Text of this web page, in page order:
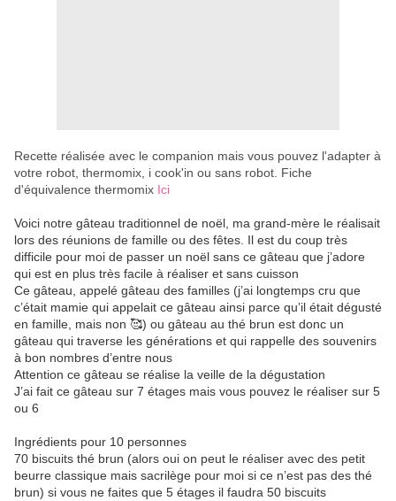
Recette réalisée avec le companion mais vous pouvez l'adapter à
votre robot, thermomix, i cook'in ou sans robot. Fiche
d'équivalence thermomix Ici
Voici notre gâteau traditionnel de noël, ma grand-mère le réalisait
lors des réunions de famille ou des fêtes. Il est du coup très
difficile pour moi de passer un noël sans ce gâteau que j’adore
qui est en plus très facile à réaliser et sans cuisson
Ce gâteau, appelé gâteau des familles (j’ai longtemps cru que
c’était mamie qui appelait ce gâteau ainsi parce qu’il était dégusté
en famille, mais non 🥰) ou gâteau au thé brun est donc un
gâteau qui traverse les générations et qui rappelle des souvenirs
à bon nombres d’entre nous
Attention ce gâteau se réalise la veille de la dégustation
J’ai fait ce gâteau sur 7 étages mais vous pouvez le réaliser sur 5
ou 6
Ingrédients pour 10 personnes
70 biscuits thé brun (alors oui on peut le réaliser avec des petit
beurre classique mais sacrilège pour moi si ce n’est pas des thé
brun) si vous ne faites que 5 étages il faudra 50 biscuits